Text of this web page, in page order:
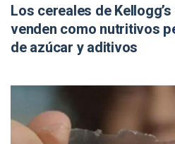
Los cereales de
venden como nutritivos
de azúcar y aditivos